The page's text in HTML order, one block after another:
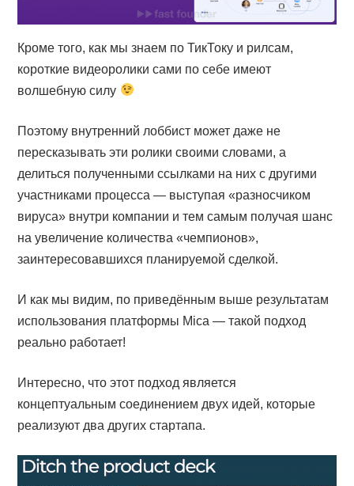
Кроме того, как мы знаем по ТикТоку и рилсам,
короткие видеоролики сами по себе имеют
волшебную силу
Поэтому внутренний лоббист может даже не
пересказывать эти ролики своими словами, а
делиться полученными ссылками на них с другими
участниками процесса — выступая «разносчиком
вируса» внутри компании и тем самым получая шанс
на увеличение количества «чемпионов»,
заинтересовавшихся планируемой сделкой.
И как мы видим, по приведённым выше результатам
использования платформы Mica — такой подход
реально работает!
Интересно, что этот подход является
концептуальным соединением двух идей, которые
реализуют два других стартапа.